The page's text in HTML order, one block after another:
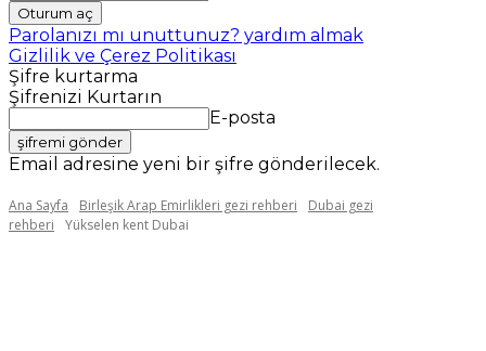
Parolanızı mı unuttunuz? yardım almak
Gizlilik ve Çerez Politikası
Şifre kurtarma
Şifrenizi Kurtarın
E-posta
Email adresine yeni bir şifre gönderilecek.
Ana Sayfa Birleşik Arap Emirlikleri gezi rehberi
Dubai gezi
rehberi
Yükselen kent Dubai